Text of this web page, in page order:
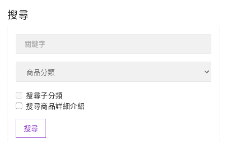
搜尋
搜尋子分類
搜尋商品詳細介紹